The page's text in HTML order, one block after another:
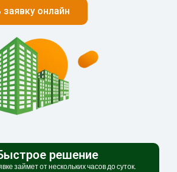
заявку онлайн
решение
займет от нескольких часов до суток.